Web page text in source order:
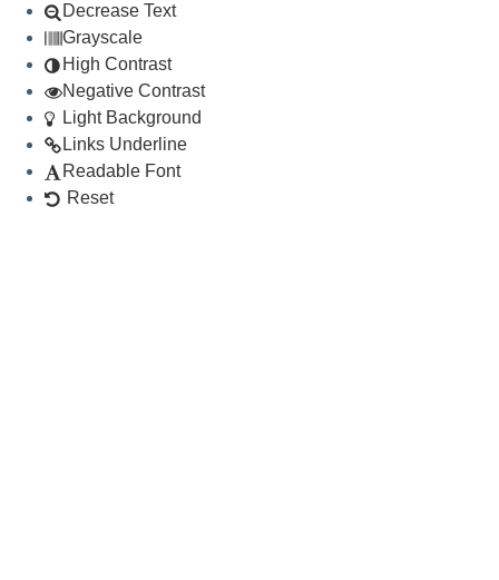
Decrease Text
Grayscale
High Contrast
Negative Contrast
Light Background
Links Underline
Readable Font
Reset